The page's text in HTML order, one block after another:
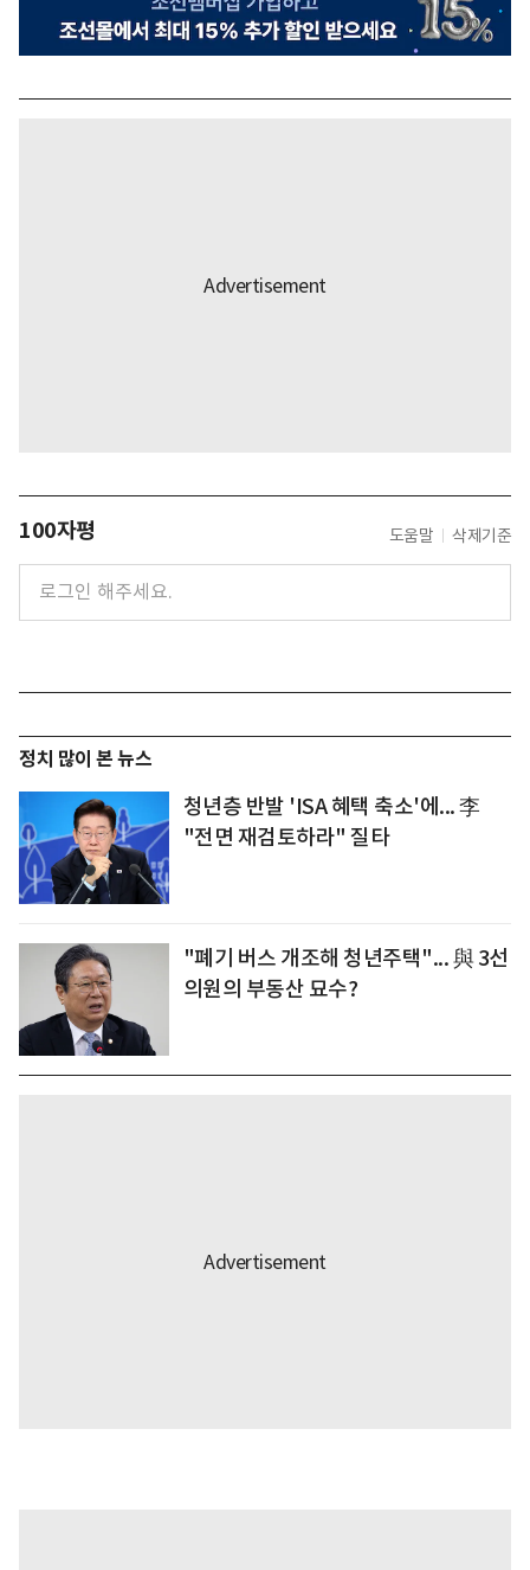
100자평 도움말 삭제기준
정치 많이 본 뉴스
청년층 반발 'ISA 혜택 축소'에... 李
"전면 재검토하라" 질타
"폐기 버스 개조해 청년주택"... 與 3선
의원의 부동산 묘수?